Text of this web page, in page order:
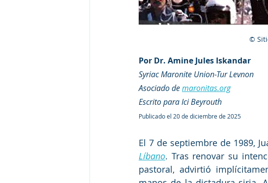
©
Por Dr. Amine Jules Iskandar
Syriac Maronite Union-Tur Levnon
Asociado de maronitas.org
Escrito para Ici Beyrouth
Publicado el 20 de diciembre de 2025
El 7 de septiembre de 1989,
Líbano. Tras renovar su
pastoral, advirtió